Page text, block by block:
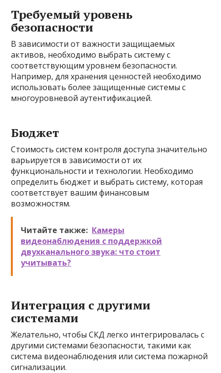
Требуемый уровень
безопасности
В зависимости от важности защищаемых
активов, необходимо выбрать систему с
соответствующим уровнем безопасности.
Например, для хранения ценностей необходимо
использовать более защищенные системы с
многоуровневой аутентификацией.
Бюджет
Стоимость систем контроля доступа значительно
варьируется в зависимости от их
функциональности и технологии. Необходимо
определить бюджет и выбрать систему, которая
соответствует вашим финансовым
возможностям.
Читайте также: Камеры
видеонаблюдения с поддержкой
двухканального звука: что стоит
учитывать?
Интеграция с другими
системами
Желательно, чтобы СКД легко интегрировалась с
другими системами безопасности, такими как
система видеонаблюдения или система пожарной
сигнализации.